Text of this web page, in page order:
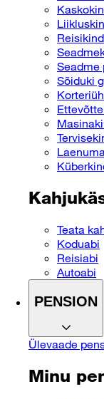
Seadme
Sõiduki
Teata
Koduabi
Reisiabi
Autoabi
PENSION
Ülevaade
Minu